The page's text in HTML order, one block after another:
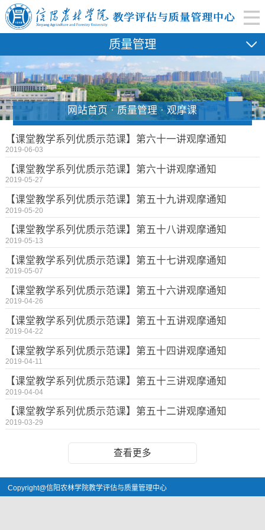
质量管理
网站首页 · 质量管理 · 观摩课
【课堂教学系列优质示范课】第六十一讲观摩通知
2019-06-03
【课堂教学系列优质示范课】第六十讲观摩通知
2019-05-27
【课堂教学系列优质示范课】第五十九讲观摩通知
2019-05-20
【课堂教学系列优质示范课】第五十八讲观摩通知
2019-05-13
【课堂教学系列优质示范课】第五十七讲观摩通知
2019-05-07
【课堂教学系列优质示范课】第五十六讲观摩通知
2019-04-26
【课堂教学系列优质示范课】第五十五讲观摩通知
2019-04-22
【课堂教学系列优质示范课】第五十四讲观摩通知
2019-04-11
【课堂教学系列优质示范课】第五十三讲观摩通知
2019-04-04
【课堂教学系列优质示范课】第五十二讲观摩通知
2019-03-29
查看更多
Copyright@信阳农林学院教学评估与质量管理中心